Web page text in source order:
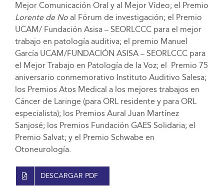
Mejor Comunicación Oral y al Mejor Vídeo; el Premio
Lorente de Noal Fórum de investigación; el Premio
UCAM/ Fundación Asisa – SEORLCCC para el mejor
trabajo en patología auditiva; el premio Manuel
García UCAM/FUNDACIÓN ASISA – SEORLCCC para
el Mejor Trabajo en Patología de la Voz; el Premio 75
aniversario conmemorativo Instituto Auditivo Salesa;
los Premios Atos Medical a los mejores trabajos en
Cáncer de Laringe (para ORL residente y para ORL
especialista); los Premios Aural Juan Martínez
Sanjosé; los Premios Fundación GAES Solidaria; el
Premio Salvat; y el Premio Schwabe en
Otoneurología.
DESCARGAR PDF